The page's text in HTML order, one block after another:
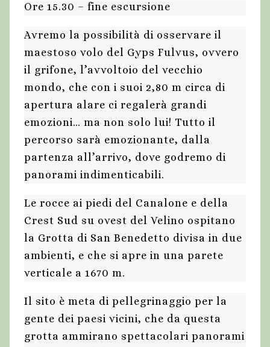
Ore 15.30 – fine escursione
Avremo la possibilità di osservare il
maestoso volo del Gyps Fulvus, ovvero
il grifone, l’avvoltoio del vecchio
mondo, che con i suoi 2,80 m circa di
apertura alare ci regalerà grandi
emozioni… ma non solo lui! Tutto il
percorso sarà emozionante, dalla
partenza all’arrivo, dove godremo di
panorami indimenticabili.
Le rocce ai piedi del Canalone e della
Crest Sud su ovest del Velino ospitano
la Grotta di San Benedetto divisa in due
ambienti, e che si apre in una parete
verticale a 1670 m.
Il sito è meta di pellegrinaggio per la
gente dei paesi vicini, che da questa
grotta ammirano spettacolari panorami